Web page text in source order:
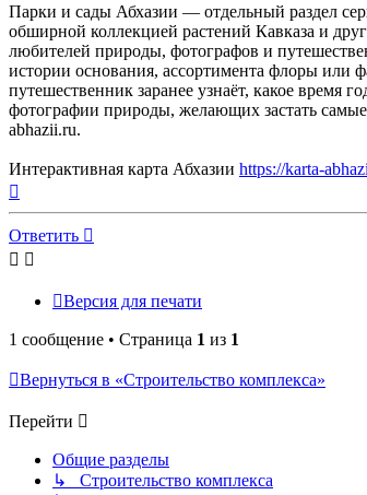
Парки и сады Абхазии — отдельный раздел
обширной коллекцией растений Кавказа и
любителей природы, фотографов и
истории основания, ассортимента флоры или
путешественник заранее узнаёт, какое время
фотографии природы, желающих застать
abhazii.ru.
Интерактивная карта Абхазии https://karta-
началу
Ответить
Версия для печати
1 сообщение • Страница 1 из 1
Вернуться в «Строительство комплекса»
Перейти
Общие разделы
↳ Строительство комплекса